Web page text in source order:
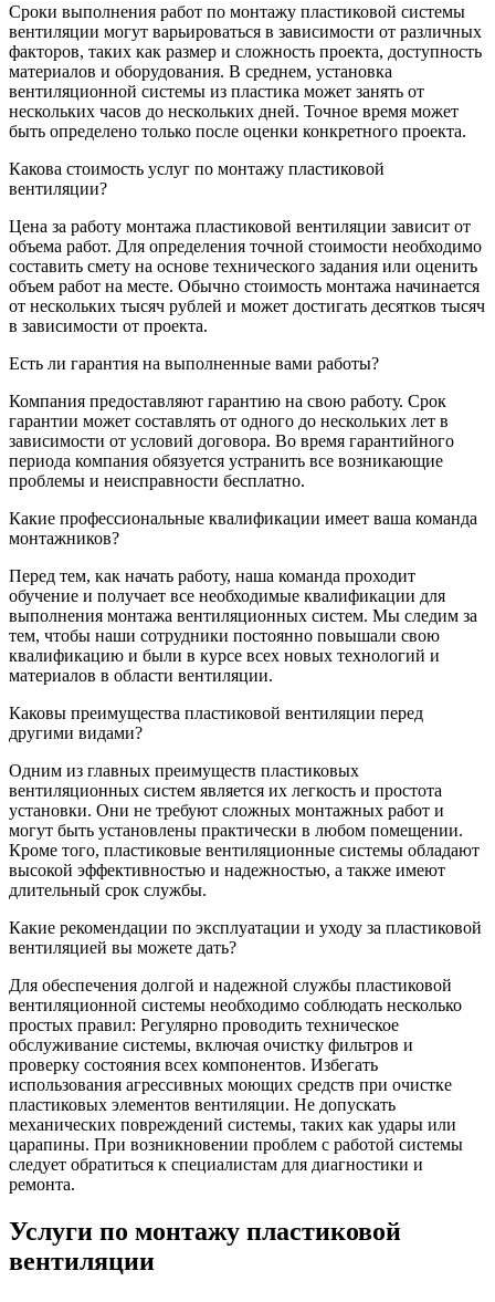
Сроки выполнения работ по монтажу пластиковой системы
вентиляции могут варьироваться в зависимости от различных
факторов, таких как размер и сложность проекта, доступность
материалов и оборудования. В среднем, установка
вентиляционной системы из пластика может занять от
нескольких часов до нескольких дней. Точное время может
быть определено только после оценки конкретного проекта.
Какова стоимость услуг по монтажу пластиковой
вентиляции?
Цена за работу монтажа пластиковой вентиляции зависит от
объема работ. Для определения точной стоимости необходимо
составить смету на основе технического задания или оценить
объем работ на месте. Обычно стоимость монтажа начинается
от нескольких тысяч рублей и может достигать десятков тысяч
в зависимости от проекта.
Есть ли гарантия на выполненные вами работы?
Компания предоставляют гарантию на свою работу. Срок
гарантии может составлять от одного до нескольких лет в
зависимости от условий договора. Во время гарантийного
периода компания обязуется устранить все возникающие
проблемы и неисправности бесплатно.
Какие профессиональные квалификации имеет ваша команда
монтажников?
Перед тем, как начать работу, наша команда проходит
обучение и получает все необходимые квалификации для
выполнения монтажа вентиляционных систем. Мы следим за
тем, чтобы наши сотрудники постоянно повышали свою
квалификацию и были в курсе всех новых технологий и
материалов в области вентиляции.
Каковы преимущества пластиковой вентиляции перед
другими видами?
Одним из главных преимуществ пластиковых
вентиляционных систем является их легкость и простота
установки. Они не требуют сложных монтажных работ и
могут быть установлены практически в любом помещении.
Кроме того, пластиковые вентиляционные системы обладают
высокой эффективностью и надежностью, а также имеют
длительный срок службы.
Какие рекомендации по эксплуатации и уходу за пластиковой
вентиляцией вы можете дать?
Для обеспечения долгой и надежной службы пластиковой
вентиляционной системы необходимо соблюдать несколько
простых правил: Регулярно проводить техническое
обслуживание системы, включая очистку фильтров и
проверку состояния всех компонентов. Избегать
использования агрессивных моющих средств при очистке
пластиковых элементов вентиляции. Не допускать
механических повреждений системы, таких как удары или
царапины. При возникновении проблем с работой системы
следует обратиться к специалистам для диагностики и
ремонта.
Услуги по монтажу пластиковой
вентиляции